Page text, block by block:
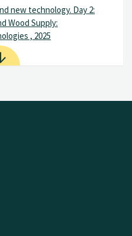
new technology. Day 2:
Wood Supply:
, 2025